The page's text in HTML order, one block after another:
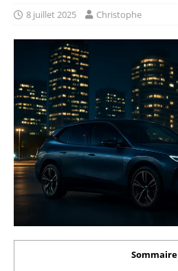
8 juillet 2025 Christophe
Sommaire